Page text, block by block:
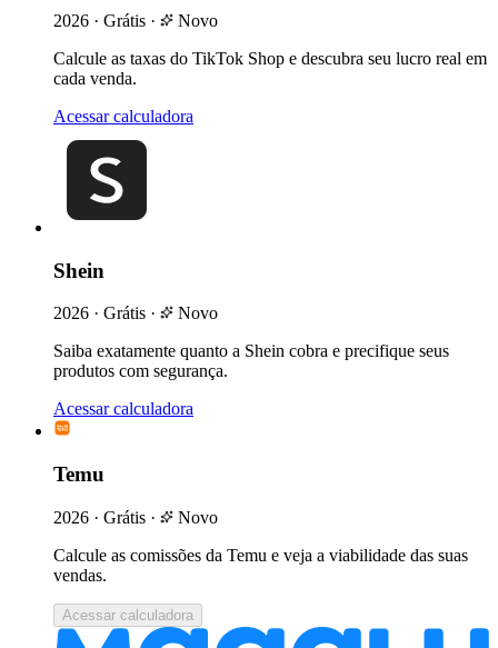
2026 · Grátis ·
Novo
Calcule as taxas do TikTok Shop e descubra seu lucro real em
cada venda.
Acessar calculadora
Shein
2026 · Grátis ·
Novo
Saiba exatamente quanto a Shein cobra e precifique seus
produtos com segurança.
Acessar calculadora
Temu
2026 · Grátis ·
Novo
Calcule as comissões da Temu e veja a viabilidade das suas
vendas.
Acessar calculadora